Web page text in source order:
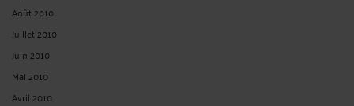
Août 2010
Juillet 2010
Juin 2010
Mai 2010
Avril 2010